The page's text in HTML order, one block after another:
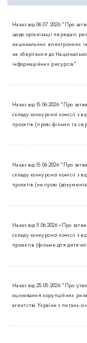
Наказ від 06.07 2026 "Про
щодо організації передачі
національних електронних
на зберігання до
інформаційних ресурсів"
Наказ від 15.06.2026 "Про
складу конкурсної комісії з
проєктів (ігрові фільми та
Наказ від 15.06.2026 "Про
складу конкурсної комісії з
проєктів (неігрові
Наказ від 11.06.2026 «Про
складу конкурсної комісії з
проектів (фільми для дитячої
Наказ від 25.05.2026 "Про
оцінювання корупційних
агентстві України з питань